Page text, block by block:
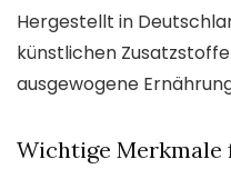
Hergestellt in
künstlichen
ausgewogene
Wichtige Merkmale